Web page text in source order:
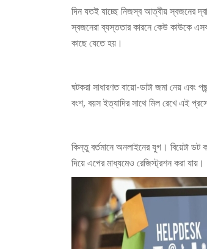
দিন যতই যাচ্ছে নিজস্ব আত্বীয় স্বজনের
স্বজনেরা ব্যস্ততার কারনে কেউ কাউকে এসব
কাছে যেতে হয়।
ঘটকরা সাধারণত বায়ো-ডাটা জমা নেয় এবং
বংশ, বয়স ইত্যাদির সাথে মিল রেখে এই
কিন্তু বর্তমানে অনলাইনের যুগ। বিয়েটা ডট
দিয়ে এপের মাধ্যমেও রেজিস্ট্রশন করা যায়।